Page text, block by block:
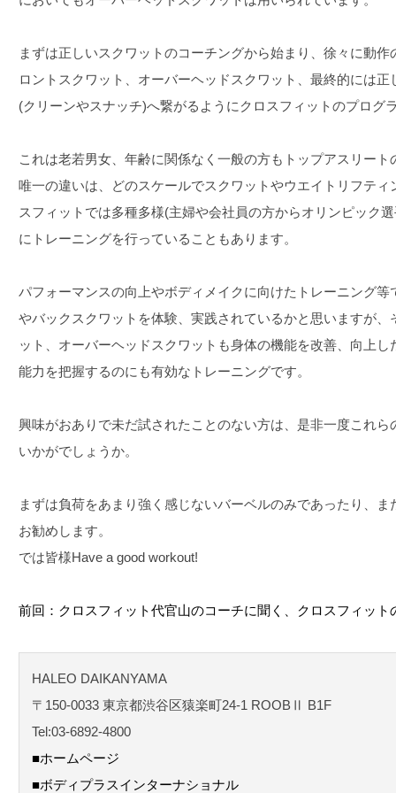
まずは正しいスクワットのコーチングから始まり、徐々に動
ロントスクワット、オーバーヘッドスクワット、最終的には
(クリーンやスナッチ)へ繋がるようにクロスフィットのプログ
これは老若男女、年齢に関係なく一般の方もトップアスリート
唯一の違いは、どのスケールでスクワットやウエイトリフテ
スフィットでは多種多様(主婦や会社員の方からオリンピック
にトレーニングを行っていることもあります。
パフォーマンスの向上やボディメイクに向けたトレーニング
やバックスクワットを体験、実践されているかと思いますが
ット、オーバーヘッドスクワットも身体の機能を改善、向上
能力を把握するのにも有効なトレーニングです。
興味がおありで未だ試されたことのない方は、是非一度これ
いかがでしょうか。
まずは負荷をあまり強く感じないバーベルのみであったり、
お勧めします。
では皆様Have a good workout!
前回：クロスフィット代官山のコーチに聞く、クロスフィット
HALEO DAIKANYAMA
〒150-0033 東京都渋谷区猿楽町24-1 ROOBⅡ B1F
Tel:03-6892-4800
■ホームページ
■ボディプラスインターナショナル